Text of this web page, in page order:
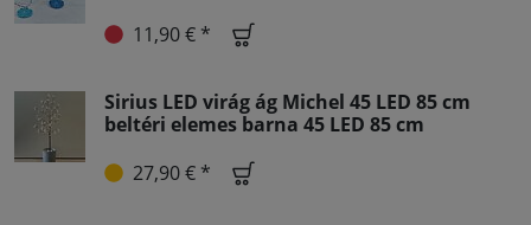
11,90 € *
Sirius LED virág ág Michel 45 LED 85 cm
beltéri elemes barna 45 LED 85 cm
27,90 € *